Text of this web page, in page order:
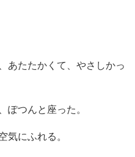
あたたかくて、やさしかっ
ぽつんと座った。
気にふれる。